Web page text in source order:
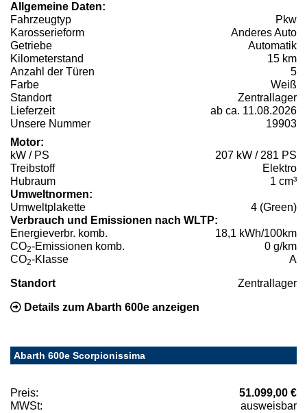
Allgemeine Daten:
Fahrzeugtyp
Pkw
Karosserieform
Anderes Auto
Getriebe
Automatik
Kilometerstand
15 km
Anzahl der Türen
5
Farbe
Weiß
Standort
Zentrallager
Lieferzeit
ab ca. 11.08.2026
Unsere Nummer
19903
Motor:
kW / PS
207 kW / 281 PS
Treibstoff
Elektro
Hubraum
1 cm³
Umweltnormen:
Umweltplakette
4 (Green)
Verbrauch und Emissionen nach WLTP:
Energieverbr. komb.
18,1 kWh/100km
CO2-Emissionen komb.
0 g/km
CO2-Klasse A
Standort Zentrallager
Details zum Abarth 600e anzeigen
Abarth 600e Scorpionissima
Preis:
51.099,00 €
MWSt:
ausweisbar